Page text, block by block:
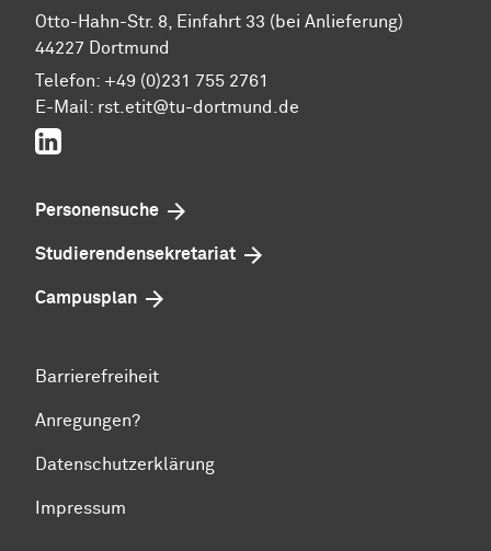
Otto-Hahn-Str. 8, Einfahrt 33 (bei Anlieferung)
44227 Dortmund
Telefon: +49 (0)231 755 2761
E-Mail: rst.etit@tu-dortmund.de
Personensuche
Studierenden­sekretariat
Campusplan
Barrierefreiheit
Anregungen?
Datenschutzerklärung
Impressum